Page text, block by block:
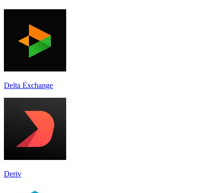
Delta Exchange
Deriv